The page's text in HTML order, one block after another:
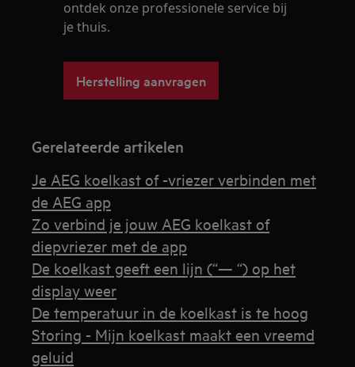
ontdek onze professionele service bij
je thuis.
Herstelling aanvragen
Gerelateerde artikelen
Je AEG koelkast of -vriezer verbinden met
de AEG app
Zo verbind je jouw AEG koelkast of
diepvriezer met de app
De koelkast geeft een lijn (“— “) op het
display weer
De temperatuur in de koelkast is te hoog
Storing - Mijn koelkast maakt een vreemd
geluid